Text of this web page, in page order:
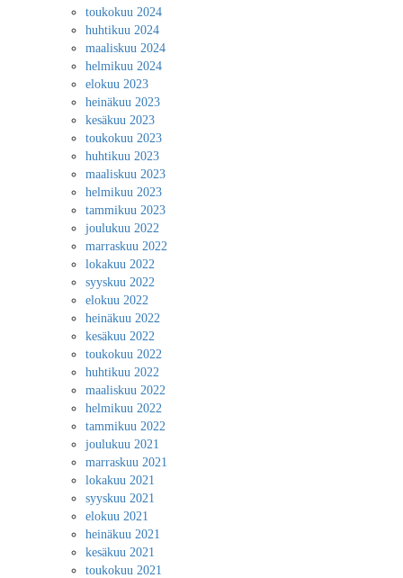
toukokuu 2024
huhtikuu 2024
maaliskuu 2024
helmikuu 2024
elokuu 2023
heinäkuu 2023
kesäkuu 2023
toukokuu 2023
huhtikuu 2023
maaliskuu 2023
helmikuu 2023
tammikuu 2023
joulukuu 2022
marraskuu 2022
lokakuu 2022
syyskuu 2022
elokuu 2022
heinäkuu 2022
kesäkuu 2022
toukokuu 2022
huhtikuu 2022
maaliskuu 2022
helmikuu 2022
tammikuu 2022
joulukuu 2021
marraskuu 2021
lokakuu 2021
syyskuu 2021
elokuu 2021
heinäkuu 2021
kesäkuu 2021
toukokuu 2021